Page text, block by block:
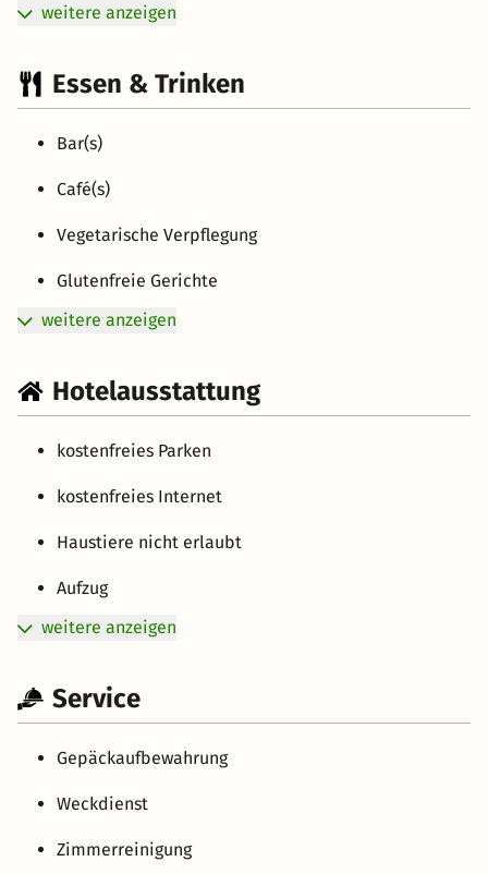
weitere anzeigen
Essen & Trinken
Bar(s)
Café(s)
Vegetarische Verpflegung
Glutenfreie Gerichte
weitere anzeigen
Hotelausstattung
kostenfreies Parken
kostenfreies Internet
Haustiere nicht erlaubt
Aufzug
weitere anzeigen
Service
Gepäckaufbewahrung
Weckdienst
Zimmerreinigung